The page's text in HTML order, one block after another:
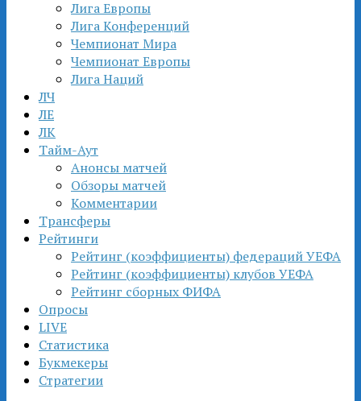
Лига Европы
Лига Конференций
Чемпионат Мира
Чемпионат Европы
Лига Наций
ЛЧ
ЛЕ
ЛК
Тайм-Аут
Анонсы матчей
Обзоры матчей
Комментарии
Трансферы
Рейтинги
Рейтинг (коэффициенты) федераций УЕФА
Рейтинг (коэффициенты) клубов УЕФА
Рейтинг сборных ФИФА
Опросы
LIVE
Статистика
Букмекеры
Стратегии